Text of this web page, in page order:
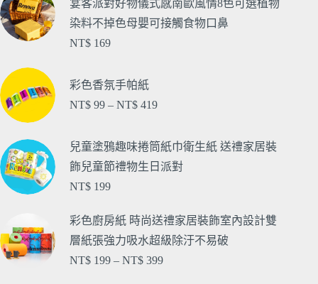
宴客派對好物儀式感南歐風情8色可選植物
染料不掉色母嬰可接觸食物口鼻
NT$ 169
彩色香氛手帕紙
NT$ 99 – NT$ 419
兒童塗鴉趣味捲筒紙巾衛生紙 送禮家居裝
飾兒童節禮物生日派對
NT$ 199
彩色廚房紙 時尚送禮家居裝飾室內設計雙
層紙張強力吸水超級除汙不易破
NT$ 199 – NT$ 399